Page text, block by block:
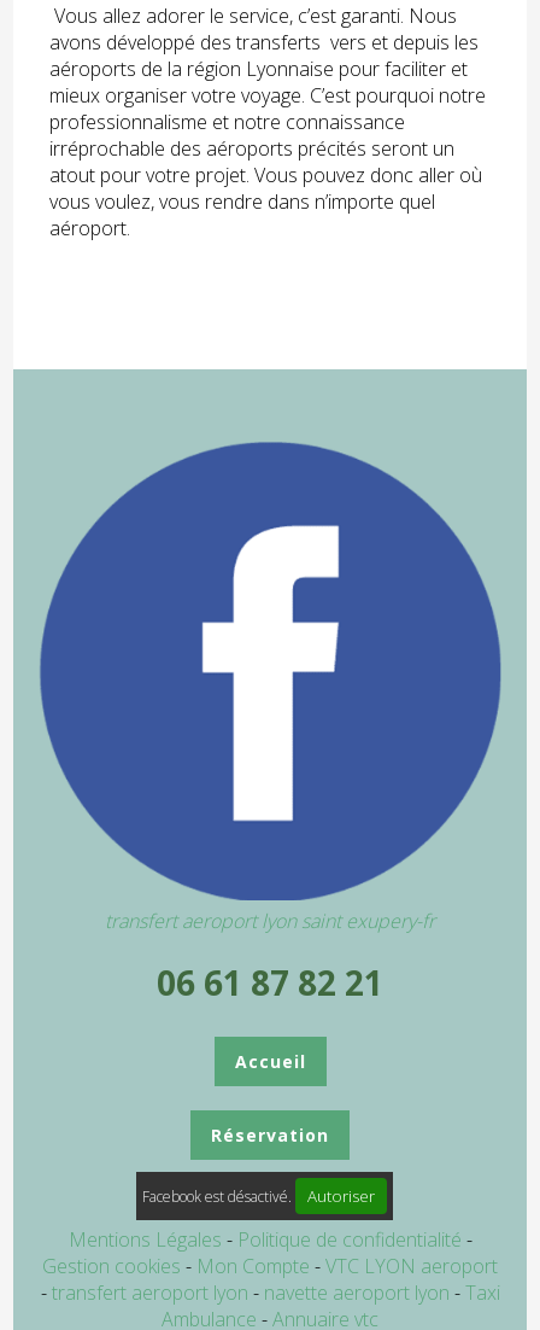
Vous allez adorer le service, c’est garanti. Nous
avons développé des transferts vers et depuis les
aéroports de la région Lyonnaise pour faciliter et
mieux organiser votre voyage. C’est pourquoi notre
professionnalisme et notre connaissance
irréprochable des aéroports précités seront un
atout pour votre projet. Vous pouvez donc aller où
vous voulez, vous rendre dans n’importe quel
aéroport.
transfert aeroport lyon saint exupery-fr
06 61 87 82 21
Accueil
Réservation
Facebook est désactivé. Autoriser
Mentions Légales
Politique de confidentialité
Gestion cookies
Mon Compte
VTC LYON aeroport
transfert aeroport lyon
navette aeroport lyon
Taxi
Ambulance
Annuaire vtc